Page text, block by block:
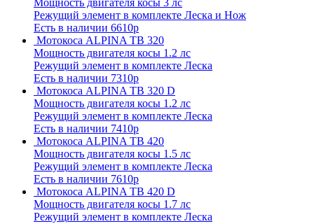
Мощность двигателя косы 3 лс
Режущий элемент в комплекте Леска и Нож
Есть в наличии 6610р
Мотокоса ALPINA TB 320
Мощность двигателя косы 1.2 лс
Режущий элемент в комплекте Леска
Есть в наличии 7310р
Мотокоса ALPINA TB 320 D
Мощность двигателя косы 1.2 лс
Режущий элемент в комплекте Леска
Есть в наличии 7410р
Мотокоса ALPINA TB 420
Мощность двигателя косы 1.5 лс
Режущий элемент в комплекте Леска
Есть в наличии 7610р
Мотокоса ALPINA TB 420 D
Мощность двигателя косы 1.7 лс
Режущий элемент в комплекте Леска